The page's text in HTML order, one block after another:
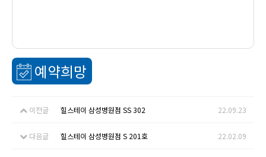
예약희망
이전글 힐스테이 삼성병원점 SS 302 22.09.23
다음글 힐스테이 삼성병원점 S 201호 22.02.09